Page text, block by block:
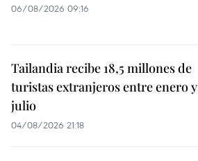
06/08/2026 09:16
Tailandia recibe 18,5 millones de
turistas extranjeros entre enero y
julio
04/08/2026 21:18